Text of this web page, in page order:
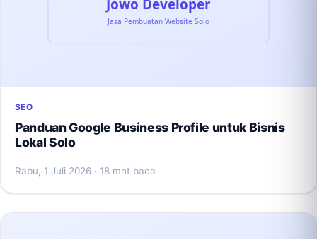
SEO
Panduan Google Business Profile untuk Bisnis
Lokal Solo
Rabu, 1 Juli 2026 · 18 mnt baca